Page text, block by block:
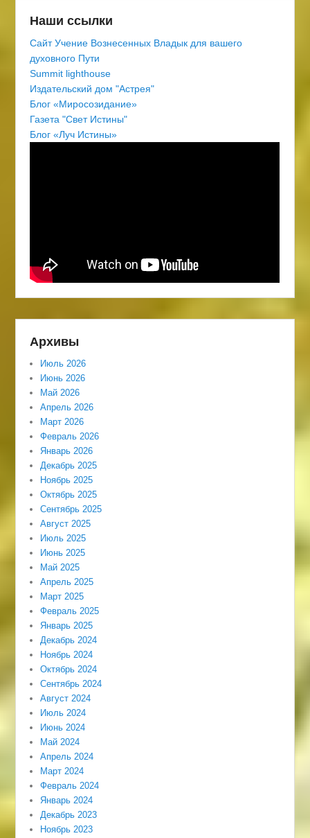
Наши ссылки
Сайт Учение Вознесенных Владык для вашего
духовного Пути
Summit lighthouse
Издательский дом "Астрея"
Блог «Миросозидание»
Газета "Свет Истины"
Блог «Луч Истины»
Архивы
Июль 2026
Июнь 2026
Май 2026
Апрель 2026
Март 2026
Февраль 2026
Январь 2026
Декабрь 2025
Ноябрь 2025
Октябрь 2025
Сентябрь 2025
Август 2025
Июль 2025
Июнь 2025
Май 2025
Апрель 2025
Март 2025
Февраль 2025
Январь 2025
Декабрь 2024
Ноябрь 2024
Октябрь 2024
Сентябрь 2024
Август 2024
Июль 2024
Июнь 2024
Май 2024
Апрель 2024
Март 2024
Февраль 2024
Январь 2024
Декабрь 2023
Ноябрь 2023